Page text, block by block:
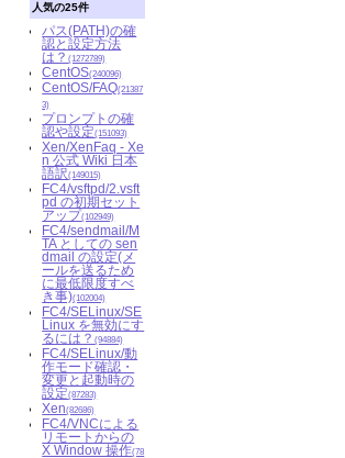
人気の25件
パス(PATH)の確
認と設定方法
は？(1272789)
CentOS(240096)
CentOS/FAQ(21387
3)
プロンプトの確
認や設定(151093)
Xen/XenFaq - Xe
n 公式 Wiki 日本
語訳(149015)
FC4/vsftpd/2.vsft
pd の初期セット
アップ(102949)
FC4/sendmail/M
TA としての sen
dmail の設定(メ
ールを送るため
に最低限度すべ
き事)(102004)
FC4/SELinux/SE
Linux を無効にす
るには？(94884)
FC4/SELinux/動
作モード確認・
変更と起動時の
設定(87283)
Xen(82686)
FC4/VNCによる
リモートからの
X Window 操作(78